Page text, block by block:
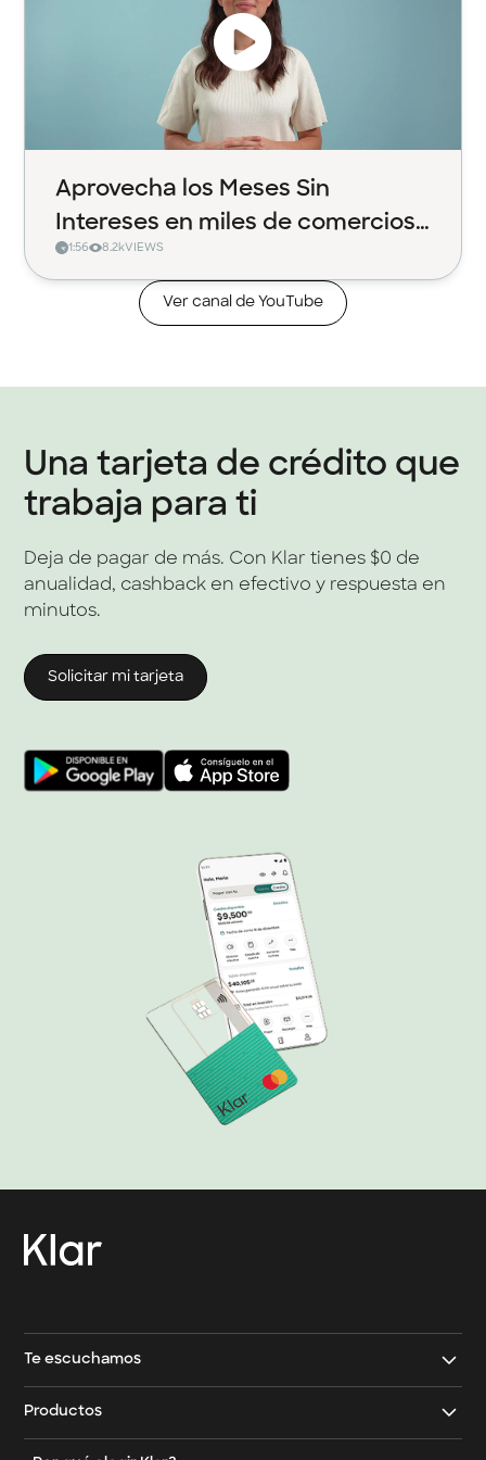
Aprovecha los Meses Sin
Intereses en miles de comercios
con Klar
1:56 8.2kVIEWS
Ver canal de YouTube
Una tarjeta de crédito que
trabaja para ti
Deja de pagar de más. Con Klar tienes $0 de
anualidad, cashback en efectivo y respuesta en
minutos.
Solicitar mi tarjeta
Te escuchamos
Contáctanos
Email
Productos
Tarjeta de crédito Klar